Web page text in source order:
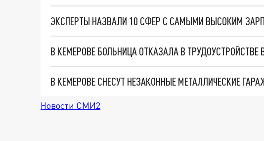
ЭКСПЕРТЫ НАЗВАЛИ 10 СФЕР С САМЫМИ ВЫСОКИМ
В КЕМЕРОВЕ СНЕСУТ НЕЗАКОННЫЕ МЕТАЛЛИЧЕСКИЕ
Новости СМИ2